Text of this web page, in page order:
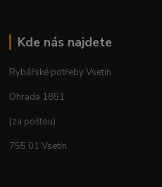
Kde nás najdete
Rybářské potřeby Vsetín
Ohrada 1851
(za poštou)
755 01 Vsetín